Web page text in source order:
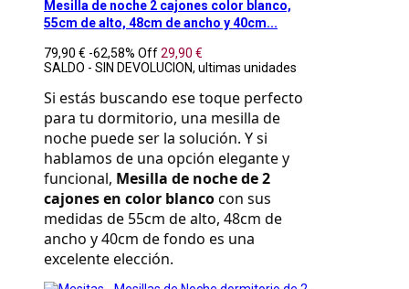
Mesilla de noche 2 cajones color blanco,
55cm de alto, 48cm de ancho y 40cm...
79,90 € -62,58% Off29,90 €
SALDO - SIN DEVOLUCION, ultimas unidades
Si estás buscando ese toque perfecto
para tu dormitorio, una mesilla de
noche puede ser la solución. Y si
hablamos de una opción elegante y
funcional, Mesilla de noche de 2
cajones en color blanco con sus
medidas de 55cm de alto, 48cm de
ancho y 40cm de fondo es una
excelente elección.